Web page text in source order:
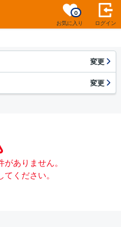
お気に入り
0
ログイン
変更
変更
ありません。
ください。